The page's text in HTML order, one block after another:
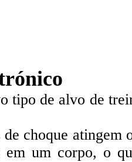
tipo de alvo de
de choque atingem
em um corpo, o